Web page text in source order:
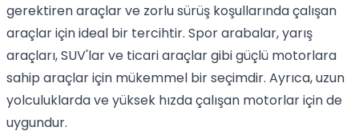
gerektiren araçlar ve zorlu sürüş koşullarında çalışan
araçlar için ideal bir tercihtir. Spor arabalar, yarış
araçları, SUV'lar ve ticari araçlar gibi güçlü motorlara
sahip araçlar için mükemmel bir seçimdir. Ayrıca, uzun
yolculuklarda ve yüksek hızda çalışan motorlar için de
uygundur.